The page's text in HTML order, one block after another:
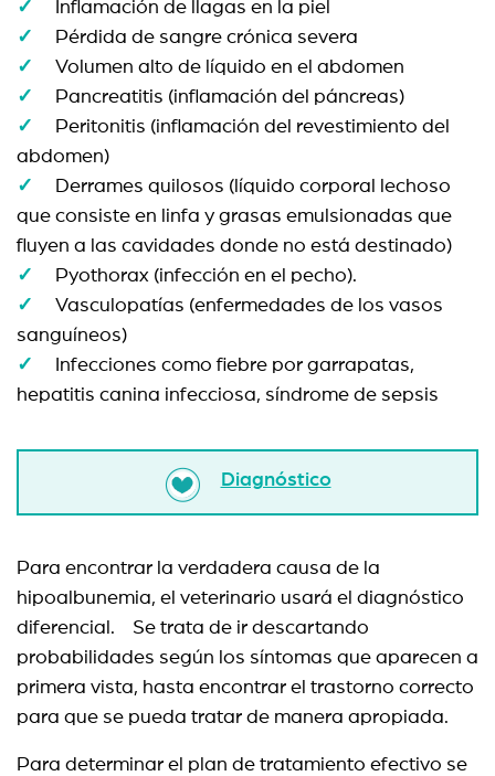
Inflamación de llagas en la piel
Pérdida de sangre crónica severa
Volumen alto de líquido en el abdomen
Pancreatitis (inflamación del páncreas)
Peritonitis (inflamación del revestimiento del
abdomen)
Derrames quilosos (líquido corporal lechoso
que consiste en linfa y grasas emulsionadas que
fluyen a las cavidades donde no está destinado)
Pyothorax (infección en el pecho).
Vasculopatías (enfermedades de los vasos
sanguíneos)
Infecciones como fiebre por garrapatas,
hepatitis canina infecciosa, síndrome de sepsis
Diagnóstico
Para encontrar la verdadera causa de la
hipoalbunemia, el veterinario usará el diagnóstico
diferencial. Se trata de ir descartando
probabilidades según los síntomas que aparecen a
primera vista, hasta encontrar el trastorno correcto
para que se pueda tratar de manera apropiada.
Para determinar el plan de tratamiento efectivo se